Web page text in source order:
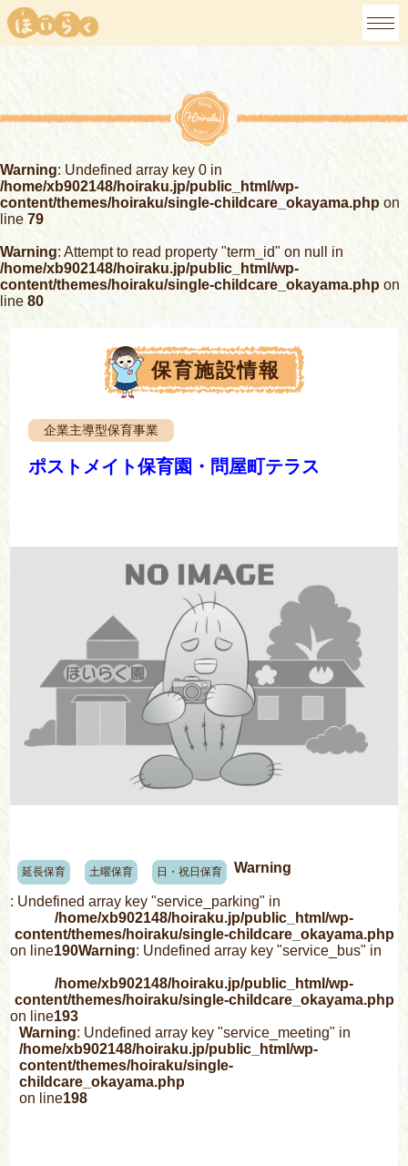
Warning: Undefined array key 0 in
/home/xb902148/hoiraku.jp/public_html/wp-
content/themes/hoiraku/single-childcare_okayama.php on
line 79
Warning: Attempt to read property "term_id" on null in
/home/xb902148/hoiraku.jp/public_html/wp-
content/themes/hoiraku/single-childcare_okayama.php on
line 80
保育施設情報
ポストメイト保育園・問屋町テラス
企業主導型保育事業
延長保育 土曜保育 日・祝日保育 Warning
: Undefined array key "service_parking" in
/home/xb902148/hoiraku.jp/public_html/wp-
content/themes/hoiraku/single-childcare_okayama.php
on line190Warning: Undefined array key "service_bus" in
/home/xb902148/hoiraku.jp/public_html/wp-
content/themes/hoiraku/single-childcare_okayama.php
on line193
Warning: Undefined array key "service_meeting" in
/home/xb902148/hoiraku.jp/public_html/wp-
content/themes/hoiraku/single-
childcare_okayama.php
on line198